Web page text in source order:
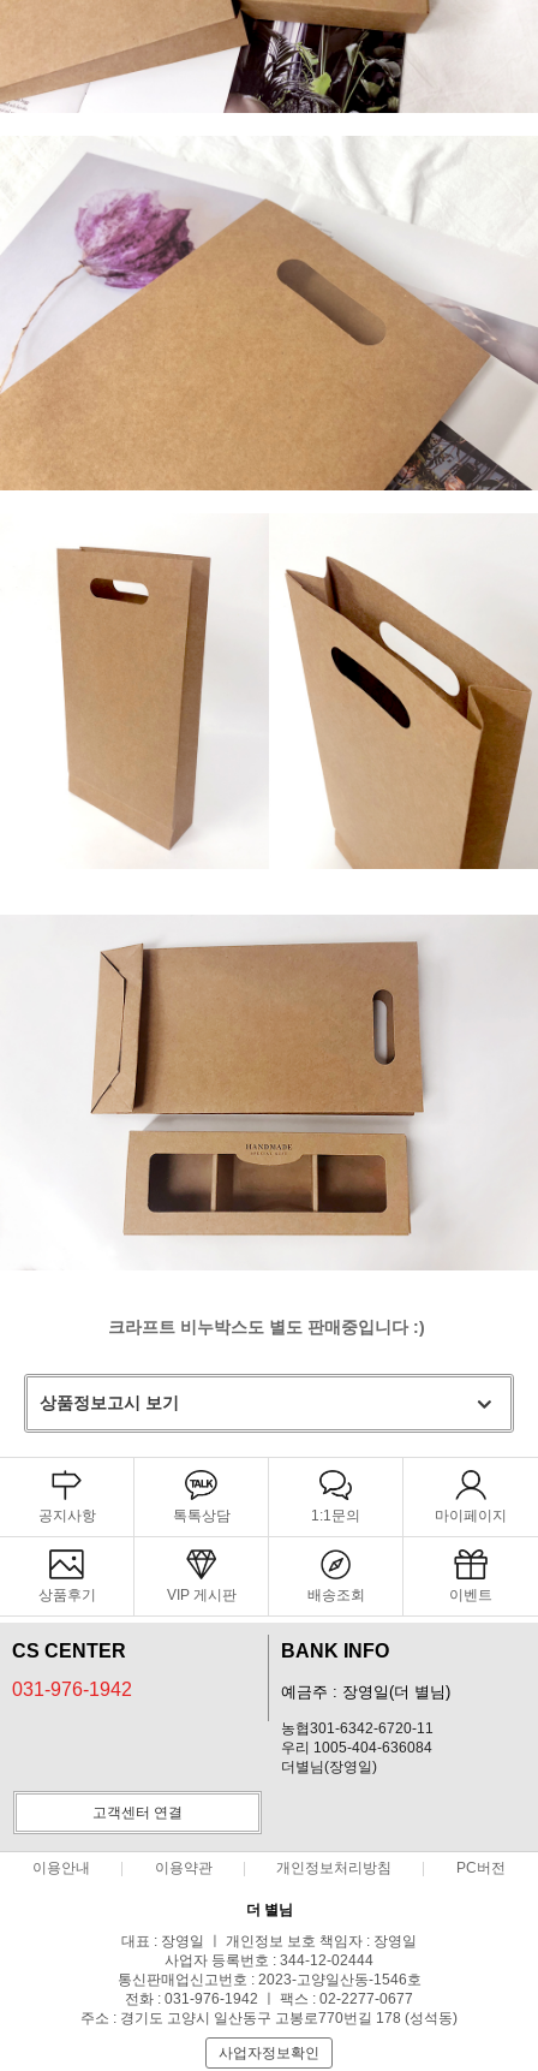
크라프트 비누박스도 별도 판매중입니다 :)
상품정보고시 보기
공지사항 톡톡상담 1:1문의 마이페이지
상품후기 VIP 게시판 배송조회 이벤트
CS CENTER
031-976-1942
BANK INFO
예금주 : 장영일(더 별님)
농협301-6342-6720-11
우리 1005-404-636084
더별님(장영일)
고객센터 연결
이용안내 이용약관 개인정보처리방침 PC버전
더 별님
대표 : 장영일 ㅣ 개인정보 보호 책임자 : 장영일
사업자 등록번호 : 344-12-02444
통신판매업신고번호 : 2023-고양일산동-1546호
전화 : 031-976-1942 ㅣ 팩스 : 02-2277-0677
주소 : 경기도 고양시 일산동구 고봉로770번길 178 (성석동)
사업자정보확인